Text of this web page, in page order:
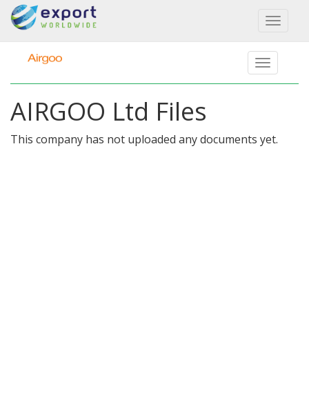
Toggle
AIRGOO Ltd Files
This company has not uploaded any documents yet.